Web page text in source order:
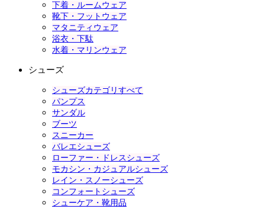
下着・ルームウェア
靴下・フットウェア
マタニティウェア
浴衣・下駄
水着・マリンウェア
シューズ
シューズカテゴリすべて
パンプス
サンダル
ブーツ
スニーカー
バレエシューズ
ローファー・ドレスシューズ
モカシン・カジュアルシューズ
レイン・スノーシューズ
コンフォートシューズ
シューケア・靴用品